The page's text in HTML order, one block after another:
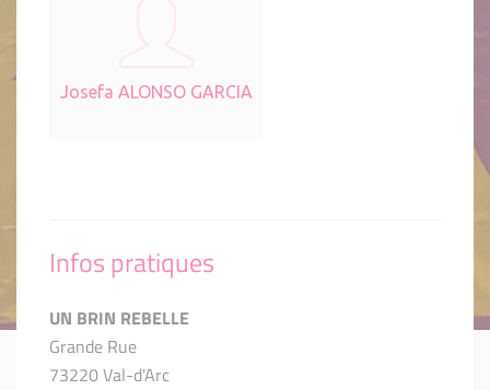
Josefa ALONSO GARCIA
Infos pratiques
UN BRIN REBELLE
Grande Rue
73220 Val-d'Arc